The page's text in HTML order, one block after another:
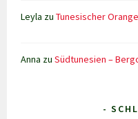
Leyla zuTunesischer
Anna zuSüdtunesien –
-